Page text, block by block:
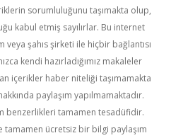
sorumluluğunu taşımakta olup,
kabul etmiş sayılırlar. Bu internet
şahıs şirketi ile hiçbir bağlantısı
kendi hazırladığımız makaleler
içerikler haber niteliği taşımamakta
paylaşım yapılmamaktadır.
benzerlikleri tamamen tesadüfidir.
tamamen ücretsiz bir bilgi paylaşım